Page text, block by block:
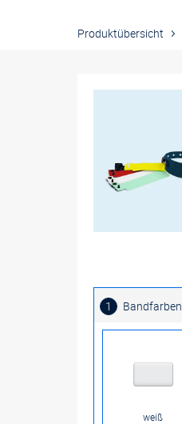
Produktübersicht
1 Bandfarben
weiß